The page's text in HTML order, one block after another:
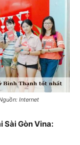
Internet
Sài Gòn Vina: